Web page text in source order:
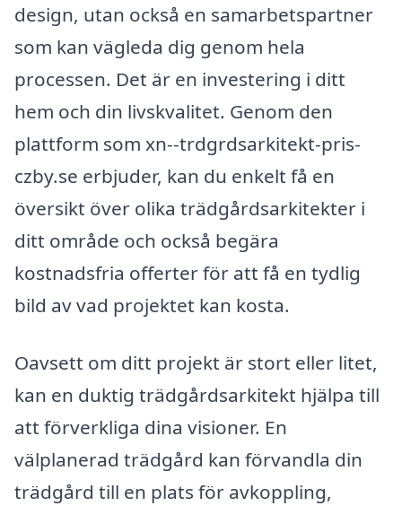
design, utan också en samarbetspartner
som kan vägleda dig genom hela
processen. Det är en investering i ditt
hem och din livskvalitet. Genom den
plattform som xn--trdgrdsarkitekt-pris-
czby.se erbjuder, kan du enkelt få en
översikt över olika trädgårdsarkitekter i
ditt område och också begära
kostnadsfria offerter för att få en tydlig
bild av vad projektet kan kosta.
Oavsett om ditt projekt är stort eller litet,
kan en duktig trädgårdsarkitekt hjälpa till
att förverkliga dina visioner. En
välplanerad trädgård kan förvandla din
trädgård till en plats för avkoppling,